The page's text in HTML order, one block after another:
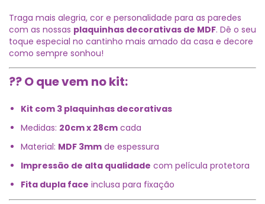
Traga mais alegria, cor e personalidade para as paredes
com as nossas plaquinhas decorativas de MDF. Dê o seu
toque especial no cantinho mais amado da casa e decore
como sempre sonhou!
?? O que vem no kit:
Kit com 3 plaquinhas decorativas
Medidas: 20cm x 28cm cada
Material: MDF 3mm de espessura
Impressão de alta qualidade com película protetora
Fita dupla face inclusa para fixação